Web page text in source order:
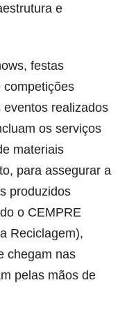
e
festas
competições
realizados
os serviços
materiais
para assegurar a
produzidos
o CEMPRE
Reciclagem),
chegam nas
pelas mãos de